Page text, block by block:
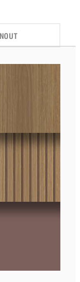
0522